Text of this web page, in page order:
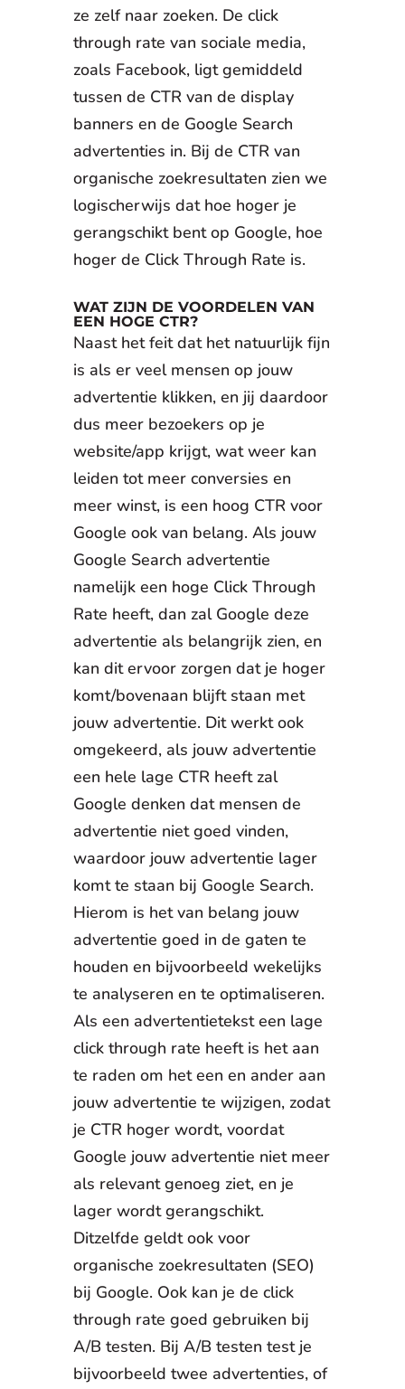
ze zelf naar zoeken. De click
through rate van sociale media,
zoals Facebook, ligt gemiddeld
tussen de CTR van de display
banners en de Google Search
advertenties in. Bij de CTR van
organische zoekresultaten zien we
logischerwijs dat hoe hoger je
gerangschikt bent op Google, hoe
hoger de Click Through Rate is.
WAT ZIJN DE VOORDELEN VAN
EEN HOGE CTR?
Naast het feit dat het natuurlijk fijn
is als er veel mensen op jouw
advertentie klikken, en jij daardoor
dus meer bezoekers op je
website/app krijgt, wat weer kan
leiden tot meer conversies en
meer winst, is een hoog CTR voor
Google ook van belang. Als jouw
Google Search advertentie
namelijk een hoge Click Through
Rate heeft, dan zal Google deze
advertentie als belangrijk zien, en
kan dit ervoor zorgen dat je hoger
komt/bovenaan blijft staan met
jouw advertentie. Dit werkt ook
omgekeerd, als jouw advertentie
een hele lage CTR heeft zal
Google denken dat mensen de
advertentie niet goed vinden,
waardoor jouw advertentie lager
komt te staan bij Google Search.
Hierom is het van belang jouw
advertentie goed in de gaten te
houden en bijvoorbeeld wekelijks
te analyseren en te optimaliseren.
Als een advertentietekst een lage
click through rate heeft is het aan
te raden om het een en ander aan
jouw advertentie te wijzigen, zodat
je CTR hoger wordt, voordat
Google jouw advertentie niet meer
als relevant genoeg ziet, en je
lager wordt gerangschikt.
Ditzelfde geldt ook voor
organische zoekresultaten (SEO)
bij Google. Ook kan je de click
through rate goed gebruiken bij
A/B testen. Bij A/B testen test je
bijvoorbeeld twee advertenties, of